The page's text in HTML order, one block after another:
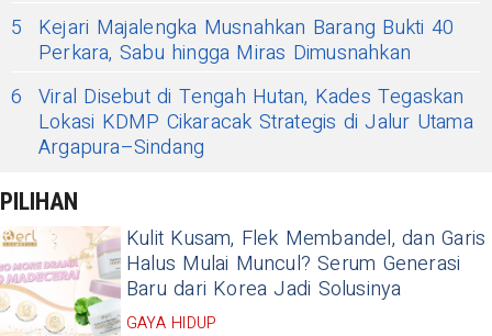
5
Kejari Majalengka Musnahkan Barang Bukti 40
Perkara, Sabu hingga Miras Dimusnahkan
6 Viral Disebut di Tengah Hutan, Kades Tegaskan
Lokasi KDMP Cikaracak Strategis di Jalur Utama
Argapura–Sindang
PILIHAN
Kulit Kusam, Flek Membandel, dan Garis
Halus Mulai Muncul? Serum Generasi
Baru dari Korea Jadi Solusinya
GAYA HIDUP